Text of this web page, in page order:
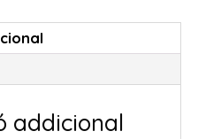
addicional